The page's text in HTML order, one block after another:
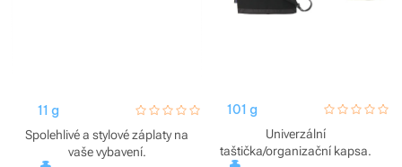
11 g hodnoceni_zakazniku
0 / 5
Spolehlivé a stylové záplaty na
vaše vybavení.
101 g
0 / 5
Univerzální
taštička/organizační kapsa.